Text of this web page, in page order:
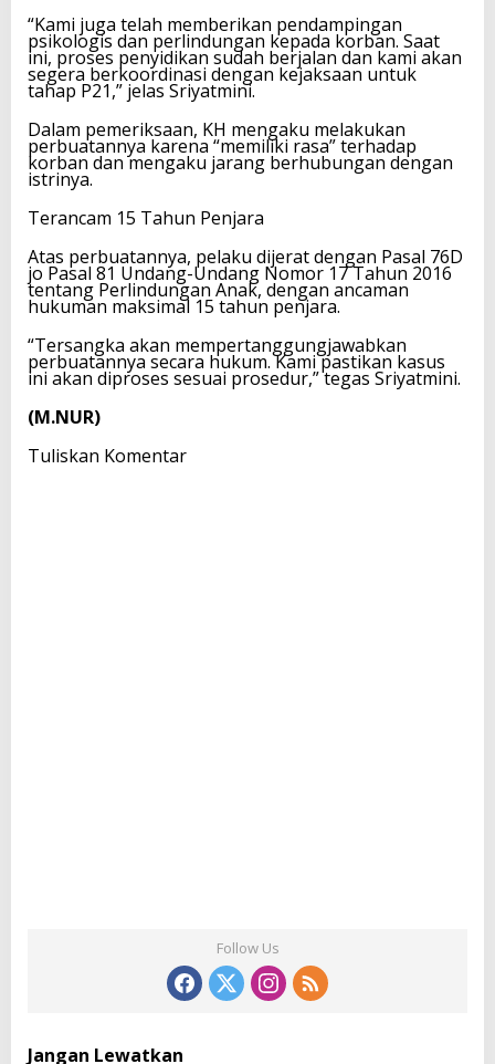
“Kami juga telah memberikan pendampingan
psikologis dan perlindungan kepada korban. Saat
ini, proses penyidikan sudah berjalan dan kami akan
segera berkoordinasi dengan kejaksaan untuk
tahap P21,” jelas Sriyatmini.
Dalam pemeriksaan, KH mengaku melakukan
perbuatannya karena “memiliki rasa” terhadap
korban dan mengaku jarang berhubungan dengan
istrinya.
Terancam 15 Tahun Penjara
Atas perbuatannya, pelaku dijerat dengan Pasal 76D
jo Pasal 81 Undang-Undang Nomor 17 Tahun 2016
tentang Perlindungan Anak, dengan ancaman
hukuman maksimal 15 tahun penjara.
“Tersangka akan mempertanggungjawabkan
perbuatannya secara hukum. Kami pastikan kasus
ini akan diproses sesuai prosedur,” tegas Sriyatmini.
(M.NUR)
Tuliskan Komentar
Follow Us
Jangan Lewatkan